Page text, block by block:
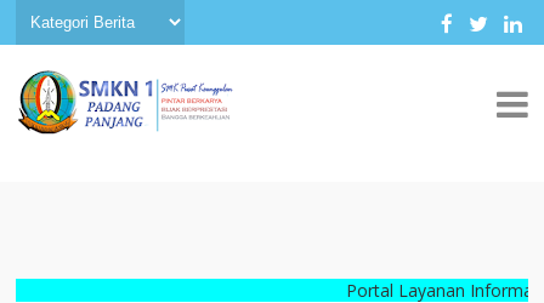
Portal Layanan Informasi